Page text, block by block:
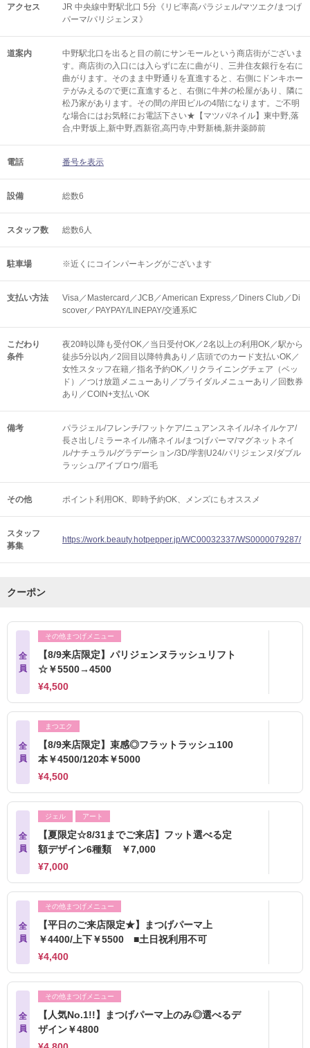
アクセス
JR 中央線中野駅北口 5分《リピ率高パラジェル/マツエク/まつげ
パーマ/パリジェンヌ》
道案内
中野駅北口を出ると目の前にサンモールという商店街がございま
す。商店街の入口には入らずに左に曲がり、三井住友銀行を右に
曲がります。そのまま中野通りを直進すると、右側にドンキホー
テがみえるので更に直進すると、右側に牛丼の松屋があり、隣に
松乃家があります。その間の岸田ビルの4階になります。ご不明
な場合にはお気軽にお電話下さい★【マツパ/ネイル】東中野,落
合,中野坂上,新中野,西新宿,高円寺,中野新橋,新井薬師前
電話 番号を表示
設備 総数6
スタッフ数 総数6人
駐車場 ※近くにコインパーキングがございます
支払い方法
Visa／Mastercard／JCB／American Express／Diners Club／Di
scover／PAYPAY/LINEPAY/交通系IC
こだわり
条件
夜20時以降も受付OK／当日受付OK／2名以上の利用OK／駅から
徒歩5分以内／2回目以降特典あり／店頭でのカード支払いOK／
女性スタッフ在籍／指名予約OK／リクライニングチェア（ベッ
ド）／つけ放題メニューあり／ブライダルメニューあり／回数券
あり／COIN+支払いOK
備考
パラジェル/フレンチ/フットケア/ニュアンスネイル/ネイルケア/
長さ出し/ミラーネイル/痛ネイル/まつげパーマ/マグネットネイ
ル/ナチュラル/グラデーション/3D/学割U24/パリジェンヌ/ダブル
ラッシュ/アイブロウ/眉毛
その他 ポイント利用OK 即時予約OK メンズにもオススメ
スタッフ
募集
https://work.beauty.hotpepper.jp/WC00032337/WS0000079287/
クーポン
全
員
その他まつげメニュー
【8/9来店限定】パリジェンヌラッシュリフト
☆￥5500→4500
¥4,500
全
員
まつエク
【8/9来店限定】束感◎フラットラッシュ100
本￥4500/120本￥5000
¥4,500
全
員
ジェル アート
【夏限定☆8/31までご来店】フット選べる定
額デザイン6種類 ￥7,000
¥7,000
全
員
その他まつげメニュー
【平日のご来店限定★】まつげパーマ上
￥4400/上下￥5500 ■土日祝利用不可
¥4,400
全
員
その他まつげメニュー
【人気No.1!!】まつげパーマ上のみ◎選べるデ
ザイン￥4800